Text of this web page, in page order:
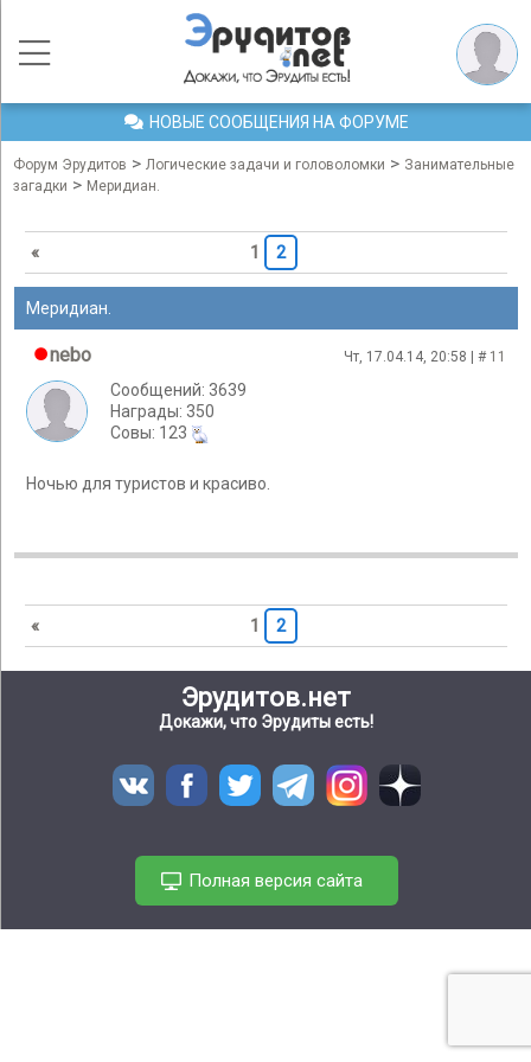
НОВЫЕ СООБЩЕНИЯ НА ФОРУМЕ
Форум Эрудитов > Логические задачи и головоломки > Занимательные
загадки > Mеридиан.
« 1 2
Mеридиан.
nebo Чт, 17.04.14, 20:58 | # 11
Сообщений: 3639
Награды: 350
Cовы: 123
Ночью для туристов и красиво.
« 1 2
Эрудитов.нет
Докажи, что Эрудиты есть!
Полная версия сайта